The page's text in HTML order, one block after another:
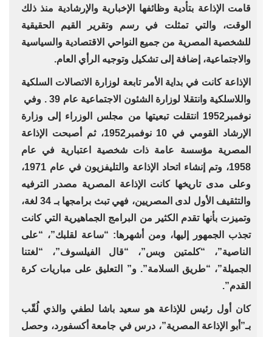
قامت الإذاعة بتأدية وظائفها الإخبارية والإرشادية منذ ذلك
الوقت، والتي تمثلت في رسم وتقرير القيم الحقيقية
للشخصية المصرية من جميع النواحي‏‏ الاقتصادية والسياسية
والاجتماعية، إضافة إلى تشكيل وتوجيه الرأي العام.
الإذاعة كانت في بداية الأمر تابعة لوزارة الاتصالات السلكية
واللاسلكية وانتقلا لوزارة الشئون الاجتماعية عام 39 . وفي ‏‏
نوفمبر‏1952 انتقلت تبعيتها من مجلس الوزراء إلى وزارة
الإرشاد القومي في ‏10‏ نوفمبر‏1952‏، ثم أصبحت الإذاعة
المصرية مؤسسة عامة ذات شخصية اعتبارية في عام
1958، وتم إنشاء اتحاد الإذاعة والتليفزيون في عام 1971،
وعلى مدى تاريخها كانت الإذاعة المصرية مصدر الترفيه
والتثقيف الأول لدى المصريين، فهي تبث برامجها بـ 34 لغة،
وتميزت بأنها تقدم الكثير من البرامج الجماهيرية التي كانت
تجذب الجمهور إليها، ومن أشهرها: “ساعة لقلبك”، “على
الناصية”، “كلمتين وبس”، “قال الفيلسوف”، “لغتنا
الجميلة”، “طريق السلامة”. و” التعليق على مباريات كرة
القدم”.
كان أول رئيس للإذاعة هو سعيد باشا لطفي والذي لُقّب
بـ”أبو الإذاعة المصرية”، درس في جامعة أكسفورد، وحصل